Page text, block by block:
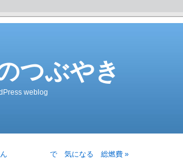
つぶやき
weblog
で 気になる 総燃費 »